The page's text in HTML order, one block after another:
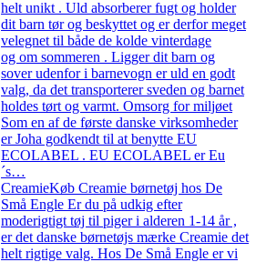
helt unikt . Uld absorberer fugt og holder
dit barn tør og beskyttet og er derfor meget
velegnet til både de kolde vinterdage
og om sommeren . Ligger dit barn og
sover udenfor i barnevogn er uld en godt
valg, da det transporterer sveden og barnet
holdes tørt og varmt. Omsorg for miljøet
Som en af de første danske virksomheder
er Joha godkendt til at benytte EU
ECOLABEL . EU ECOLABEL er Eu
´s…
CreamieKøb Creamie børnetøj hos De
Små Engle Er du på udkig efter
moderigtigt tøj til piger i alderen 1-14 år ,
er det danske børnetøjs mærke Creamie det
helt rigtige valg. Hos De Små Engle er vi